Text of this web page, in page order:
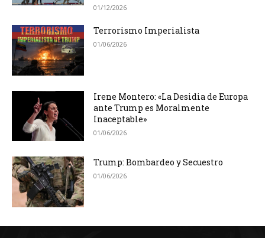
01/12/2026
Terrorismo Imperialista
01/06/2026
Irene Montero: «La Desidia de Europa
ante Trump es Moralmente
Inaceptable»
01/06/2026
Trump: Bombardeo y Secuestro
01/06/2026